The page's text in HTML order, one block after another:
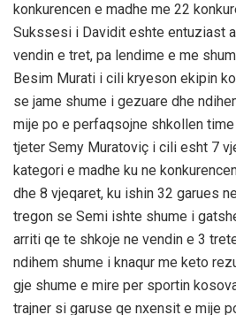
konkurencen e madhe me 22
Sukssesi i Davidit eshte entuziast
vendin e tret, pa lendime e me
Besim Murati i cili kryeson ekipin
se jame shume i gezuare dhe
mije po e perfaqsojne shkollen
tjeter Semy Muratoviç i cili esht 7
kategori e madhe ku ne
dhe 8 vjeqaret, ku ishin 32 garues
tregon se Semi ishte shume i
arriti qe te shkoje ne vendin e 3
ndihem shume i knaqur me keto
gje shume e mire per sportin
trajner si garuse qe nxensit e mije